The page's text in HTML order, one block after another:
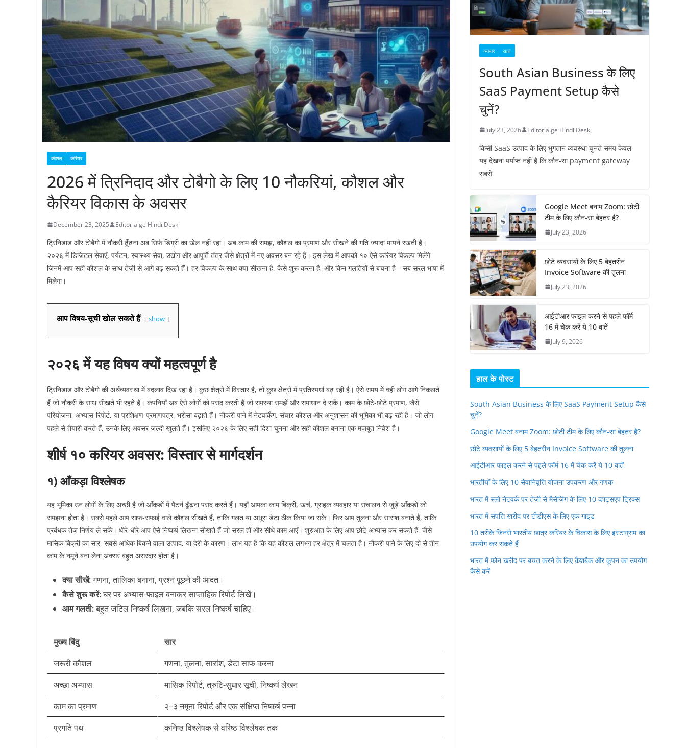
कौशल करियर
2026 में त्रिनिदाद और टोबैगो के लिए 10 नौकरियां, कौशल और
कैरियर विकास के अवसर
December 23, 2025 Editorialge Hindi Desk
ट्रिनिडाड और टोबैगो में नौकरी ढूँढना अब सिर्फ डिग्री का खेल नहीं रहा। अब काम की समझ, कौशल का प्रमाण और सीखने की गति ज्यादा मायने रखती है।
२०२६ में डिजिटल सेवाएँ, पर्यटन, स्वास्थ्य सेवा, उद्योग और आपूर्ति तंत्र जैसे क्षेत्रों में नए अवसर बन रहे हैं। इस लेख में आपको १० ऐसे करियर विकल्प मिलेंगे
जिनमें आप सही कौशल के साथ तेज़ी से आगे बढ़ सकते हैं। हर विकल्प के साथ क्या सीखना है, कैसे शुरू करना है, और किन गलतियों से बचना है—सब सरल भाषा में
मिलेगा।
आप विषय-सूची खोल सकते हैं show
२०२६ में यह विषय क्यों महत्वपूर्ण है
ट्रिनिडाड और टोबैगो की अर्थव्यवस्था में बदलाव दिख रहा है। कुछ क्षेत्रों में विस्तार है, तो कुछ क्षेत्रों में प्रतिस्पर्धा बढ़ रही है। ऐसे समय में वही लोग आगे निकलते
हैं जो नौकरी के साथ सीखते भी रहते हैं। कंपनियाँ अब ऐसे लोगों को पसंद करती हैं जो समस्या समझें और समाधान दे सकें। काम के छोटे-छोटे प्रमाण, जैसे
परियोजना, अभ्यास-रिपोर्ट, या प्रशिक्षण-प्रमाणपत्र, भरोसा बढ़ाते हैं। नौकरी पाने में नेटवर्किंग, संचार कौशल और अनुशासन की भूमिका भी बढ़ रही है। जो लोग
पहले से तैयारी करते हैं, उनके लिए अवसर जल्दी खुलते हैं। इसलिए २०२६ के लिए सही दिशा चुनना और सही कौशल बनाना एक मजबूत निवेश है।
शीर्ष १० करियर अवसर: विस्तार से मार्गदर्शन
१) आँकड़ा विश्लेषक
यह भूमिका उन लोगों के लिए अच्छी है जो आँकड़ों में पैटर्न ढूँढना पसंद करते हैं। यहाँ आपका काम बिक्री, खर्च, ग्राहक व्यवहार या संचालन से जुड़े आँकड़ों को
समझना होता है। सबसे पहले आप साफ-सफाई वाले कौशल सीखते हैं, ताकि गलत या अधूरा डेटा ठीक किया जा सके। फिर आप तुलना और सारांश बनाते हैं, ताकि
प्रबंधक तेज़ निर्णय ले सकें। धीरे-धीरे आप ऐसे निष्कर्ष लिखना सीखते हैं जो सरल हों और सीधे काम आएँ। शुरुआत के लिए आप छोटे अभ्यास कर सकते हैं, जैसे
मासिक बिक्री का सार, सबसे अधिक बिकने वाला उत्पाद, या देरी के कारण। लाभ यह है कि यह कौशल लगभग हर क्षेत्र में चलता है। नौकरी पाने के लिए दो से तीन
काम के नमूने बना लेना अक्सर बहुत असरदार होता है।
क्या सीखें:गणना, तालिका बनाना, प्रश्न पूछने की आदत।
कैसे शुरू करें:घर पर अभ्यास-फाइल बनाकर साप्ताहिक रिपोर्ट लिखें।
आम गलती:बहुत जटिल निष्कर्ष लिखना, जबकि सरल निष्कर्ष चाहिए।
मुख्य बिंदु
सार
जरूरी कौशल
गणना, तुलना, सारांश, डेटा साफ करना
अच्छा अभ्यास
मासिक रिपोर्ट, त्रुटि-सुधार सूची, निष्कर्ष लेखन
काम का प्रमाण
२–३ नमूना रिपोर्ट और एक संक्षिप्त निष्कर्ष पन्ना
प्रगति पथ
कनिष्ठ विश्लेषक से वरिष्ठ विश्लेषक तक
व्यापार सास
South Asian Business के लिए
SaaS Payment Setup कैसे
चुनें?
July 23, 2026 Editorialge Hindi Desk
किसी SaaS उत्पाद के लिए भुगतान व्यवस्था चुनते समय केवल
यह देखना पर्याप्त नहीं है कि कौन-सा payment gateway
सबसे
Google Meet बनाम Zoom: छोटी
टीम के लिए कौन-सा बेहतर है?
July 23, 2026
छोटे व्यवसायों के लिए 5 बेहतरीन
Invoice Software की तुलना
July 23, 2026
आईटीआर फाइल करने से पहले फॉर्म
16 में चेक करें ये 10 बातें
July 9, 2026
हाल के पोस्ट
South Asian Business के लिए SaaS Payment Setup कैसे
चुनें?
Google Meet बनाम Zoom: छोटी टीम के लिए कौन-सा बेहतर है?
छोटे व्यवसायों के लिए 5 बेहतरीन Invoice Software की तुलना
आईटीआर फाइल करने से पहले फॉर्म 16 में चेक करें ये 10 बातें
भारतीयों के लिए 10 सेवानिवृत्ति योजना उपकरण और गणक
भारत में स्लो नेटवर्क पर तेजी से मैसेजिंग के लिए 10 व्हाट्सएप ट्रिक्स
भारत में संपत्ति खरीद पर टीडीएस के लिए एक गाइड
10 तरीके जिनसे भारतीय छात्र करियर के विकास के लिए इंस्टाग्राम का
उपयोग कर सकते हैं
भारत में फोन खरीद पर बचत करने के लिए कैशबैक और कूपन का उपयोग
कैसे करें